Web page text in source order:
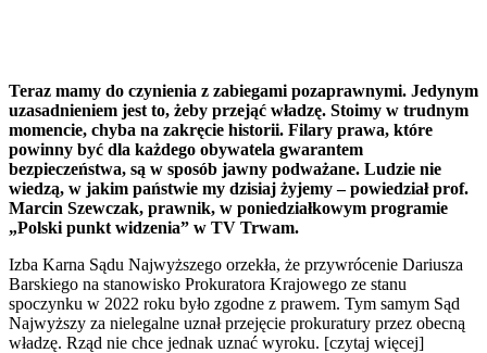
Teraz mamy do czynienia z zabiegami pozaprawnymi. Jedynym
uzasadnieniem jest to, żeby przejąć władzę. Stoimy w trudnym
momencie, chyba na zakręcie historii. Filary prawa, które
powinny być dla każdego obywatela gwarantem
bezpieczeństwa, są w sposób jawny podważane. Ludzie nie
wiedzą, w jakim państwie my dzisiaj żyjemy – powiedział prof.
Marcin Szewczak, prawnik, w poniedziałkowym programie
„Polski punkt widzenia” w TV Trwam.
Izba Karna Sądu Najwyższego orzekła, że przywrócenie Dariusza
Barskiego na stanowisko Prokuratora Krajowego ze stanu
spoczynku w 2022 roku było zgodne z prawem. Tym samym Sąd
Najwyższy za nielegalne uznał przejęcie prokuratury przez obecną
władzę. Rząd nie chce jednak uznać wyroku. [czytaj więcej]